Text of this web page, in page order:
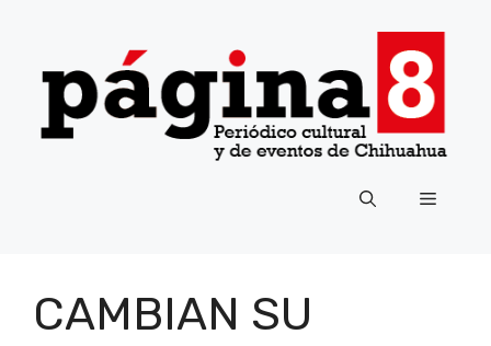
contenido
Menú
CAMBIAN SU